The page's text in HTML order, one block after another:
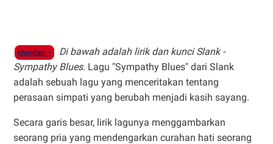
chordam -
Di bawah adalah lirik dan kunci Slank -
Sympathy Blues. Lagu "Sympathy Blues" dari Slank
adalah sebuah lagu yang menceritakan tentang
perasaan simpati yang berubah menjadi kasih sayang.
Secara garis besar, lirik lagunya menggambarkan
seorang pria yang mendengarkan curahan hati seorang